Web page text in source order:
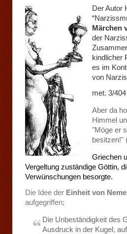
Der Autor
Märchen
der
kindlicher
es im
von
met. 3/404
Aber da
"Möge er
besitzen!"
Griechen
Vergeltung zuständige Göttin,
Verwünschungen besorgte.
Die Idee der Einheit von
aufgegriffen;
Die Unbeständigkeit des
Ausdruck in der Kugel,